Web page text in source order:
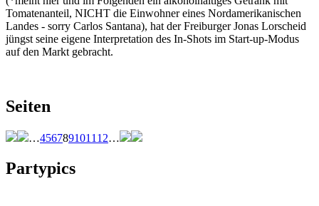
Tomatenanteil, NICHT die Einwohner eines Nordamerikanischen
Landes - sorry Carlos Santana), hat der Freiburger Jonas Lorscheid
jüngst seine eigene Interpretation des In-Shots im Start-up-Modus
auf den Markt gebracht.
Seiten
…4567891011 12…
Partypics